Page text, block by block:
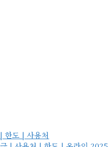
한도 | 사용처